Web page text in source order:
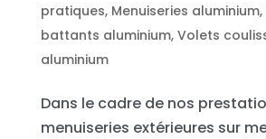
pratiques, Menuiseries aluminium,
battants aluminium, Volets
aluminium
Dans le cadre de nos
menuiseries extérieures sur